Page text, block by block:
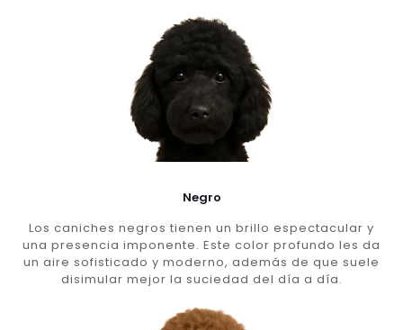
Negro
Los caniches negros tienen un brillo espectacular y
una presencia imponente. Este color profundo les da
un aire sofisticado y moderno, además de que suele
disimular mejor la suciedad del día a día.